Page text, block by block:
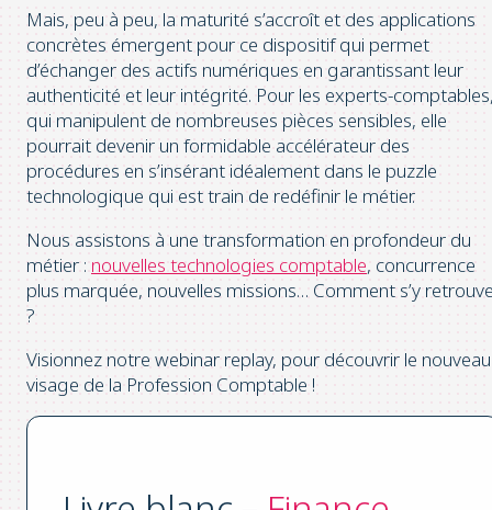
Mais, peu à peu, la maturité s’accroît et des applications
concrètes émergent pour ce dispositif qui permet
d’échanger des actifs numériques en garantissant leur
authenticité et leur intégrité. Pour les experts-
qui manipulent de nombreuses pièces sensibles, elle
pourrait devenir un formidable accélérateur des
procédures en s’insérant idéalement dans le puzzle
technologique qui est train de redéfinir le métier.
Nous assistons à une transformation en profondeur du
métier : nouvelles technologies comptable, concurrence
plus marquée, nouvelles missions… Comment s’y
?
Visionnez notre webinar replay, pour découvrir le nouveau
visage de la Profession Comptable !